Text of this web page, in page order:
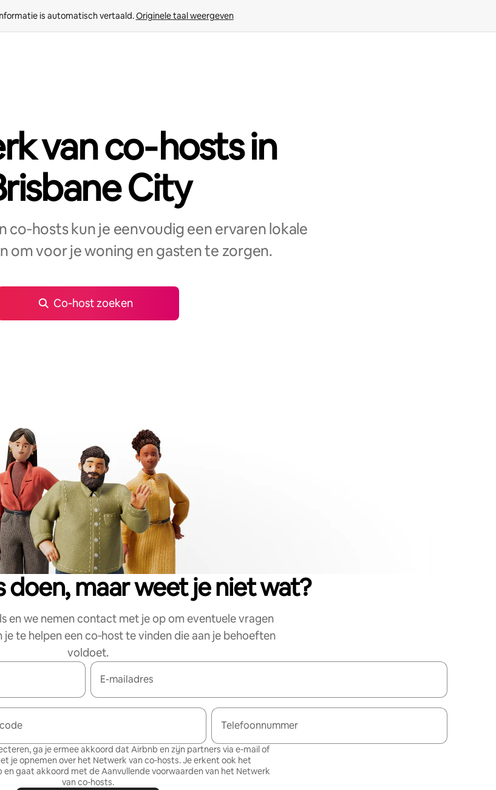
is automatisch vertaald. Originele taal weergeven
van co‑hosts in
City
co‑hosts kun je eenvoudig een ervaren lokale
om voor je woning en gasten te zorgen.
Co‑host zoeken
doen, maar weet je niet wat?
en we nemen contact met je op om eventuele vragen
te helpen een co‑host te vinden die aan je behoeften
voldoet.
E-mailadres
Telefoonnummer
ga je ermee akkoord dat Airbnb en zijn partners via e-mail of
je opnemen over het Netwerk van co‑hosts. Je erkent ook het
en gaat akkoord met deAanvullende voorwaarden van het Netwerk
van co-hosts.